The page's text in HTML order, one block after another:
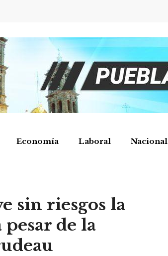
Economía Laboral Nacional
sin riesgos la
de la